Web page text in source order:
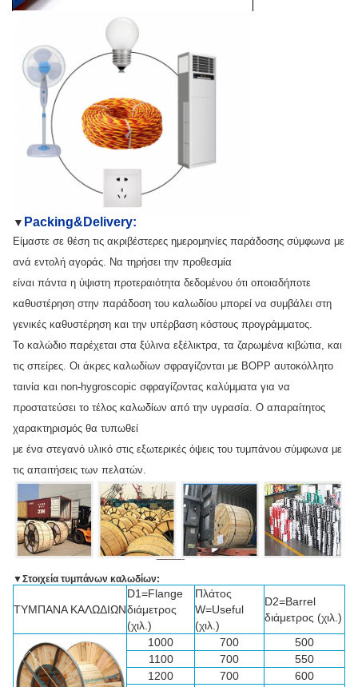
▼ Packing&Delivery:
Είμαστε σε θέση τις ακριβέστερες ημερομηνίες παράδοσης σύμφωνα με
ανά εντολή αγοράς. Να τηρήσει την προθεσμία
είναι πάντα η ύψιστη προτεραιότητα δεδομένου ότι οποιαδήποτε
καθυστέρηση στην παράδοση του καλωδίου μπορεί να συμβάλει στη
γενικές καθυστέρηση και την υπέρβαση κόστους προγράμματος.
Το καλώδιο παρέχεται στα ξύλινα εξέλικτρα, τα ζαρωμένα κιβώτια, και
τις σπείρες. Οι άκρες καλωδίων σφραγίζονται με BOPP αυτοκόλλητο
ταινία και non-hygroscopic σφραγίζοντας καλύμματα για να
προστατεύσει το τέλος καλωδίων από την υγρασία. Ο απαραίτητος
χαρακτηρισμός θα τυπωθεί
με ένα στεγανό υλικό στις εξωτερικές όψεις του τυμπάνου σύμφωνα με
τις απαιτήσεις των πελατών.
▼Στοιχεία τυμπάνων καλωδίων:
ΤΥΜΠΑΝΑ ΚΑΛΩΔΙΩΝ
D1=Flange
διάμετρος
(χιλ.)
Πλάτος
W=Useful
(χιλ.)
D2=Barrel
διάμετρος (χιλ.)
1000
700
500
1100
700
550
1200
700
600